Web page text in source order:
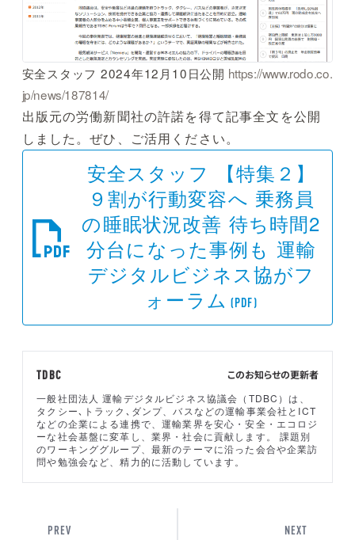
安全スタッフ 2024年12月10日公開 https://www.rodo.co.
jp/news/187814/
出版元の労働新聞社の許諾を得て記事全文を公開
しました。ぜひ、ご活用ください。
安全スタッフ 【特集２】
９割が行動変容へ 乗務員
の睡眠状況改善 待ち時間2
分台になった事例も 運輸
デジタルビジネス協がフ
ォーラム (PDF)
このお知らせの更新者
TDBC
一般社団法人 運輸デジタルビジネス協議会（TDBC）は、
タクシー､トラック､ダンプ、バスなどの運輸事業会社とICT
などの企業による連携で、運輸業界を安心・安全・エコロジ
ーな社会基盤に変革し、業界・社会に貢献します。 課題別
のワーキンググループ、最新のテーマに沿った会合や企業訪
問や勉強会など、精力的に活動しています。
PREV NEXT